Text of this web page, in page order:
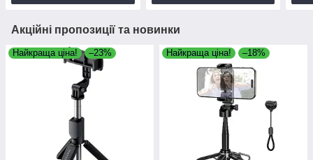
Акційні пропозиції та новинки
Найкраща ціна! –23% Найкраща ціна! –18%